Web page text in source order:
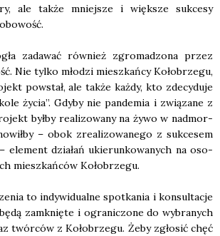
ale tak­że mniej­sze i więk­sze suk­ce­sy
zada­wać rów­nież zgro­ma­dzo­na przez
Nie tyl­ko mło­dzi miesz­kań­cy Koło­brze­gu,
powstał, ale tak­że każ­dy, kto zde­cy­du­je
życia”. Gdy­by nie pan­de­mia i zwią­za­ne z
był­by reali­zo­wa­ny na żywo w nad­mor­
– obok zre­ali­zo­wa­ne­go z suk­ce­sem
ele­ment dzia­łań ukie­run­ko­wa­nych na oso­
miesz­kań­ców Koło­brze­gu.
to indy­wi­du­al­ne spo­tka­nia i kon­sul­ta­cje
zamknię­te i ogra­ni­czo­ne do wybra­nych
twór­ców z Koło­brze­gu. Żeby zgło­sić chęć